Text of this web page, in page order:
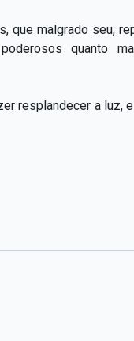
malgrado seu,
quanto
resplandecer a